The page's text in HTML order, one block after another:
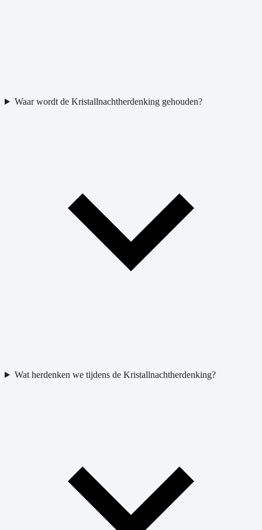
Waar wordt de Kristallnachtherdenking gehouden?
Wat herdenken we tijdens de Kristallnachtherdenking?